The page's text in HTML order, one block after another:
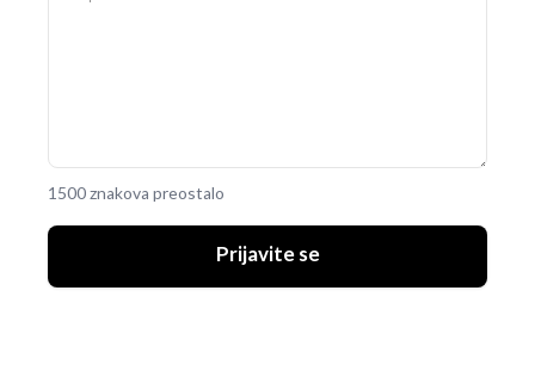
1500 znakova preostalo
Prijavite se